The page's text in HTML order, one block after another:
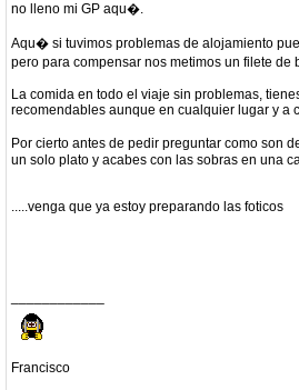
no lleno mi GP aqu�.
Aqu� si tuvimos problemas de alojamiento
pero para compensar nos metimos un filete
La comida en todo el viaje sin problemas,
recomendables aunque en cualquier lugar y a
Por cierto antes de pedir preguntar como son
un solo plato y acabes con las sobras en una
.....venga que ya estoy preparando las foticos
Francisco